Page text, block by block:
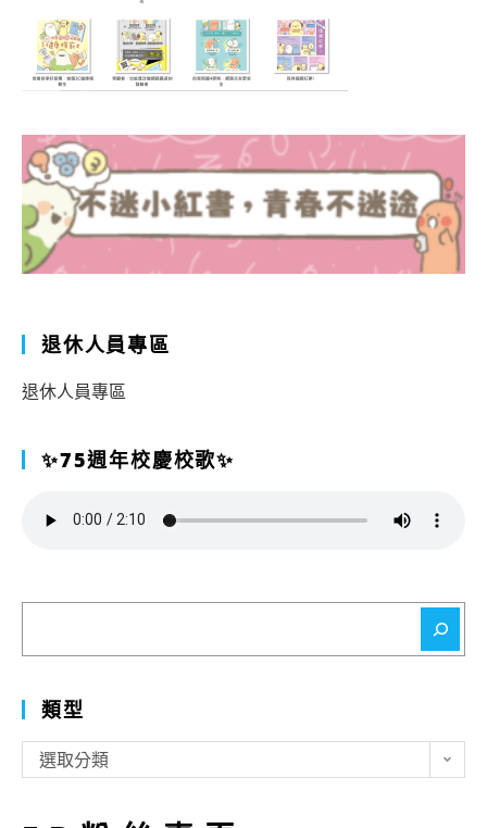
退休人員專區
退休人員專區
✨75週年校慶校歌✨
類型
型
選取分類